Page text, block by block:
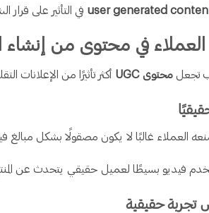
user generated في التأثير على قرار
العملاء في محتوى من إنشاء
تجعل محتوى UGC أكثر تأثيرًا من الإعلانات
العملاء غالبًا لا يكون مصقولًا بشكل مبالغ
فيديو بسيطًا لعميل حقيقي يتحدث عن